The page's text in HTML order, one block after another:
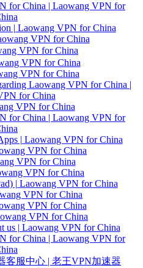
for China | Laowang VPN for
| Laowang VPN for China
VPN for China
VPN for China
VPN for China
VPN for China
Laowang VPN for China |
for China
VPN for China
for China | Laowang VPN for
| Laowang VPN for China
VPN for China
VPN for China
VPN for China
| Laowang VPN for China
VPN for China
VPN for China
VPN for China
us | Laowang VPN for China
for China | Laowang VPN for
客服中心 | 老王VPN加速器